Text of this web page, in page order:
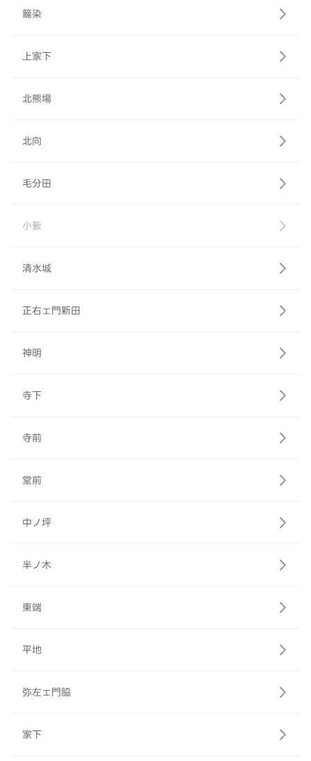
籠染
上家下
北熊場
北向
毛分田
小藪
清水城
正右ェ門新田
神明
寺下
寺前
堂前
中ノ坪
半ノ木
東端
平地
弥左ェ門脇
家下